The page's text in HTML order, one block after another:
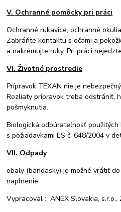
V. Ochranné pomôcky pri práci
Ochranné rukavice, ochranné
Zabráňte kontaktu s očami a
a nakrémujte ruky. Pri práci
VI. Životné prostredie
Prípravok TEXAN nie je
Rozliaty prípravok treba odstrániť,
pošmyknutia.
Biologická odbúrateľnosť
s požiadavkami ES č. 648/2004 v
VII. Odpady
obaly (bandasky) je možné vrátiť
naplnenie.
Vypracoval : ANEX Slovakia,